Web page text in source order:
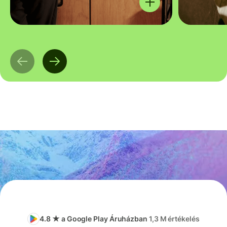
4.8 ★ a Google Play Áruházban 1,3 M értékelés